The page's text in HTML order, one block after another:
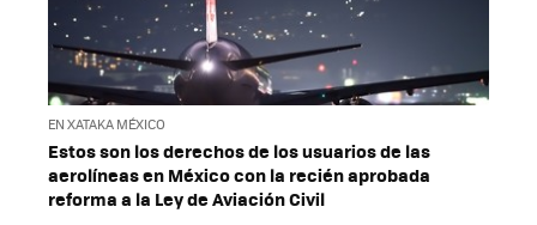
EN XATAKA MÉXICO
Estos son los derechos de los usuarios de las
aerolíneas en México con la recién aprobada
reforma a la Ley de Aviación Civil